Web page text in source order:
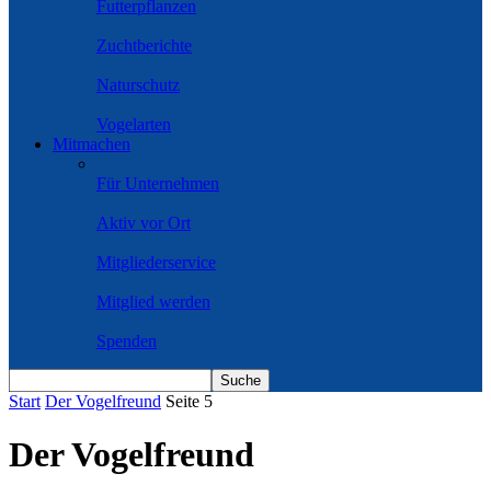
Futterpflanzen
Zuchtberichte
Naturschutz
Vogelarten
Mitmachen
Für Unternehmen
Aktiv vor Ort
Mitgliederservice
Mitglied werden
Spenden
Start Der Vogelfreund Seite 5
Der Vogelfreund